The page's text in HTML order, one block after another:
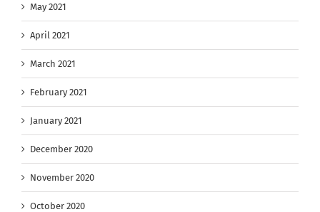
May 2021
April 2021
March 2021
February 2021
January 2021
December 2020
November 2020
October 2020